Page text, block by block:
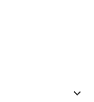
keyboard_arrow_down